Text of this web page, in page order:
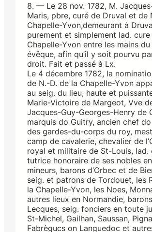
8. — Le 28 nov. 1782, M.
Maris, pbre, curé de Druval et de
Chapelle-Yvon,demeurant à
purement et simplement lad. cure
Chapelle-Yvon entre les mains du
évêque, afin qu’il y soit pourvu
droit. Fait et passé à Lx.
Le 4 décembre 1782, la
de N.-D. de la Chapelle-Yvon
au seig. du lieu, haute et
Marie-Victoire de Margeot, Vve
Jacques-Guy-Georges-Henry de
marquis do Guitry, ancien chef
des gardes-du-corps du roy,
camp de cavalerie, chevalier de
royal et militaire de St-Louis, lad.
tutrice honoraire de ses nobles
mineurs, barons d’Orbec et de
seig. et patrons de Tordouet, les
la Chapelle-Yvon, les Noes,
autres lieux en Normandie,
Lecques, seig. fonciers en toute
St-Michel, Gailhan, Saussan,
Fabrègucs on Languedoc et